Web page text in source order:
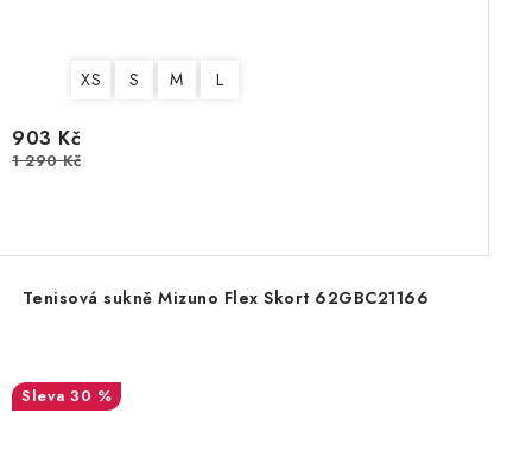
XS S M L
903 Kč
1 290 Kč
Tenisová sukně Mizuno Flex Skort 62GBC21166
30 %